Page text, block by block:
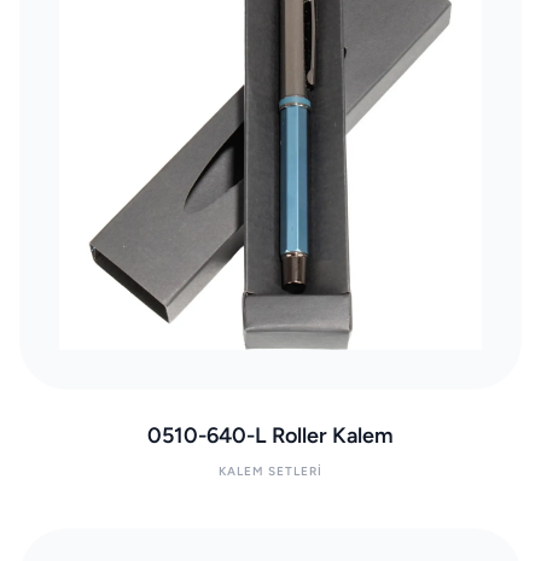
0510-640-L Roller Kalem
KALEM SETLERI